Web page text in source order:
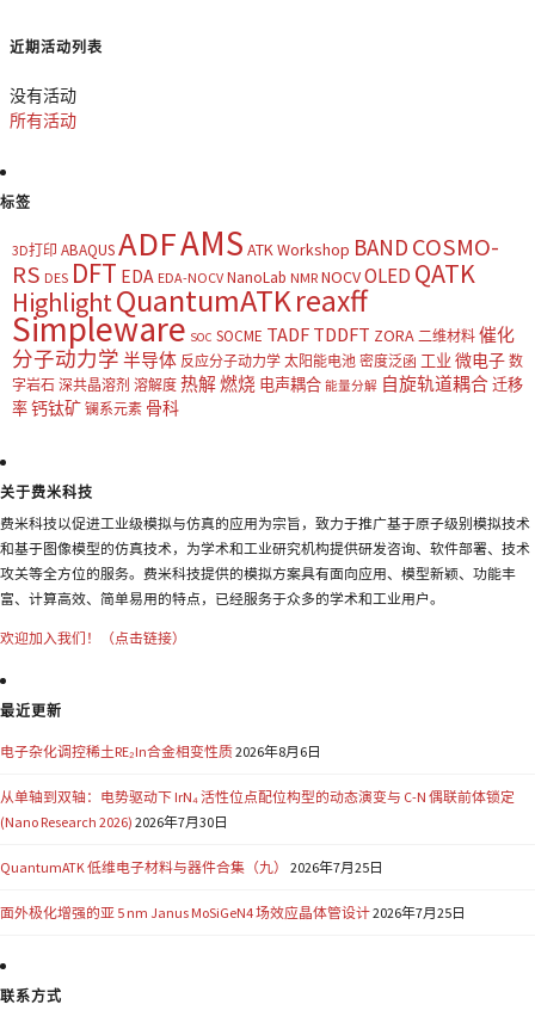
近期活动列表
没有活动
所有活动
标签
3D打印 ABAQUSADFAMS ATK Workshop BAND COSMO-
RS DES DFT EDA EDA-NOCV NanoLab NMR NOCVOLED QATK
HighlightQuantumATKreaxff
Simpleware SOC SOCME TADF TDDFT ZORA 二维材料 催化
分子动力学 半导体 反应分子动力学 太阳能电池 密度泛函 工业微电子 数
字岩石 深共晶溶剂 溶解度 热解燃烧 电声耦合 能量分解 自旋轨道耦合迁移
率钙钛矿 镧系元素 骨科
关于费米科技
费米科技以促进工业级模拟与仿真的应用为宗旨，致力于推广基于原子级别模拟技术
和基于图像模型的仿真技术，为学术和工业研究机构提供研发咨询、软件部署、技术
攻关等全方位的服务。费米科技提供的模拟方案具有面向应用、模型新颖、功能丰
富、计算高效、简单易用的特点，已经服务于众多的学术和工业用户。
欢迎加入我们！（点击链接）
最近更新
电子杂化调控稀土RE₂In合金相变性质2026年8月6日
从单轴到双轴：电势驱动下 IrN₄ 活性位点配位构型的动态演变与 C-N 偶联前体锁定
(Nano Research 2026) 2026年7月30日
QuantumATK 低维电子材料与器件合集（九） 2026年7月25日
面外极化增强的亚 5 nm Janus MoSiGeN4 场效应晶体管设计2026年7月25日
联系方式